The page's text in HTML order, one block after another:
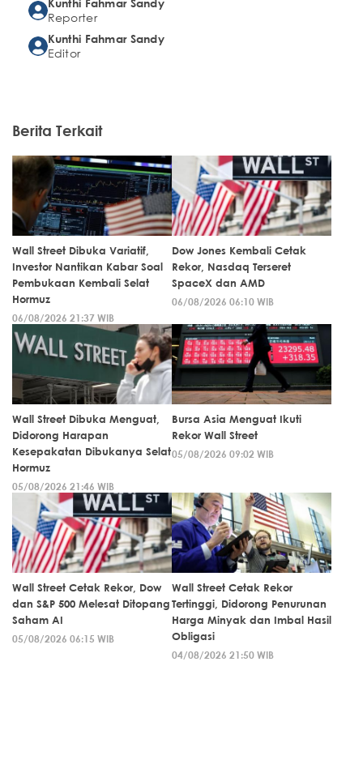
Reporter
Kunthi Fahmar Sandy
Editor
Berita Terkait
Wall Street Dibuka Variatif,
Investor Nantikan Kabar Soal
Pembukaan Kembali Selat
Hormuz
06/08/2026 21:37 WIB
Dow Jones Kembali Cetak
Rekor, Nasdaq Terseret
SpaceX dan AMD
06/08/2026 06:10 WIB
Wall Street Dibuka Menguat,
Didorong Harapan
Kesepakatan Dibukanya Selat
Hormuz
05/08/2026 21:46 WIB
Bursa Asia Menguat Ikuti
Rekor Wall Street
05/08/2026 09:02 WIB
Wall Street Cetak Rekor, Dow
dan S&P 500 Melesat Ditopang
Saham AI
05/08/2026 06:15 WIB
Wall Street Cetak Rekor
Tertinggi, Didorong Penurunan
Harga Minyak dan Imbal Hasil
Obligasi
04/08/2026 21:50 WIB